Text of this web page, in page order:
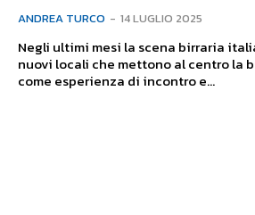
ANDREA TURCO - 14 LUGLIO 2025
Negli ultimi mesi la scena birraria
nuovi locali che mettono al centro la
come esperienza di incontro e...